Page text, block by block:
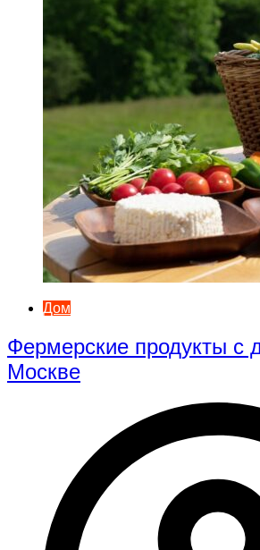
Дом
Фермерские продукты с
Москве